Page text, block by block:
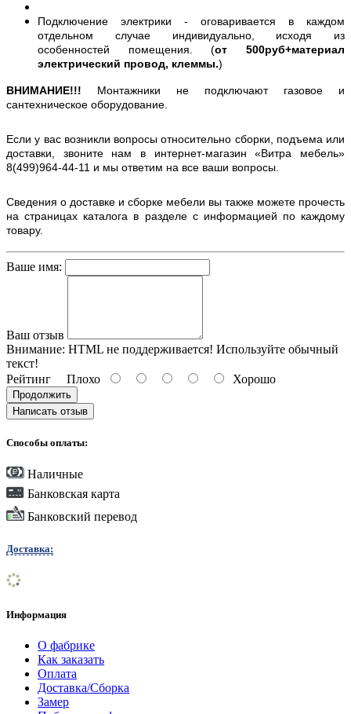
Подключение электрики - оговаривается в каждом
отдельном случае индивидуально, исходя из
особенностей помещения. (от 500руб+материал
электрический провод, клеммы.)
ВНИМАНИЕ!!! Монтажники не подключают газовое и
сантехническое оборудование.
Если у вас возникли вопросы относительно сборки, подъема или
доставки, звоните нам в интернет-магазин «Витра мебель»
8(499)964-44-11 и мы ответим на все ваши вопросы.
Сведения о доставке и сборке мебели вы также можете прочесть
на страницах каталога в разделе с информацией по каждому
товару.
Ваше имя:
Ваш отзыв
Внимание: HTML не поддерживается! Используйте обычный
текст!
Рейтинг Плохо Хорошо
Продолжить
Написать отзыв
Способы оплаты:
Наличные
Банковская карта
Банковский перевод
Доставка:
Информация
О фабрике
Как заказать
Оплата
Доставка/Сборка
Замер